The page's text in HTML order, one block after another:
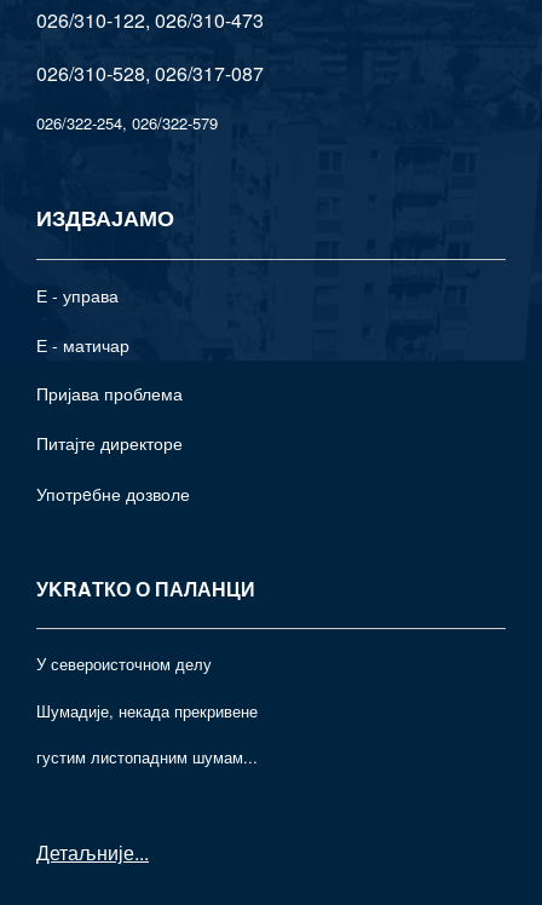
026/310-122, 026/310-473
026/310-528, 026/317-087
026/322-254, 026/322-579
ИЗДВАЈАМО
Е - управа
Е - матичар
Пријава проблема
Питајте директоре
Употрeбне дозволе
УKRAТКО О ПАЛАНЦИ
У североисточном делу
Шумадије, некада прекривене
густим листопадним шумам...
Детаљније...